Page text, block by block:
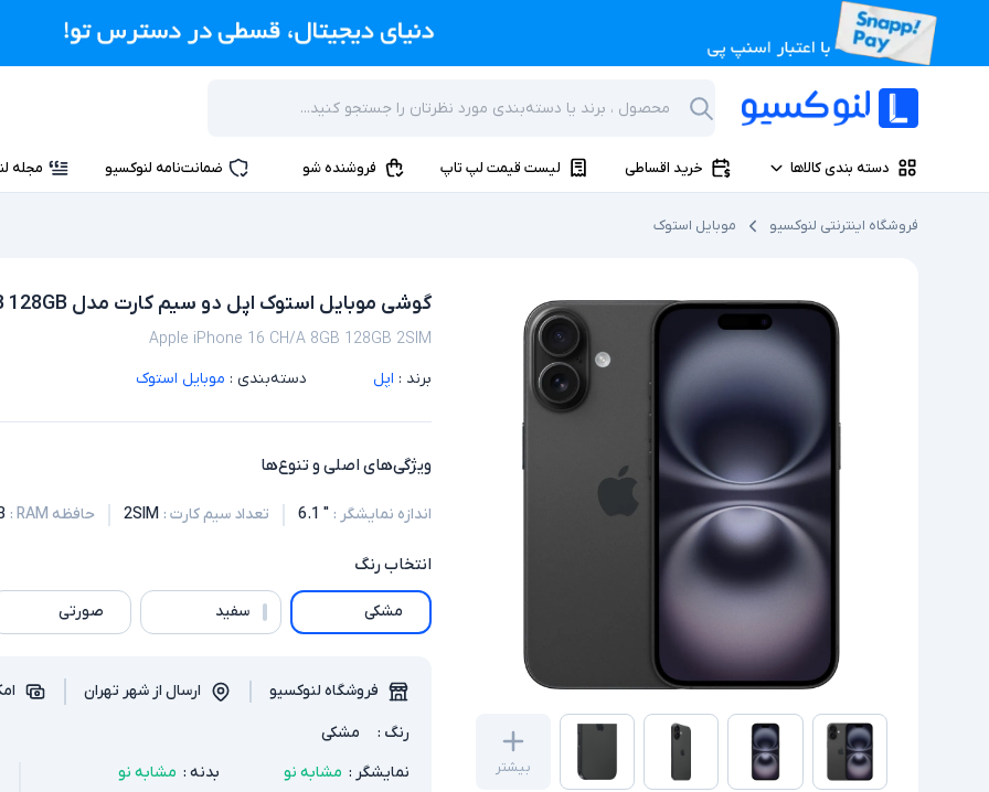
دسته بندی کالاها خرید اقساطی لیست قیمت لپ تاپ فروشنده شو ضمانت‌نامه لنوکسیو مجله
فروشگاه اینترنتی لنوکسیو موبایل استوک
بیشتر
گوشی موبایل استوک اپل دو سیم‌ کارت مدل Apple iPhone 16 CH/A 8GB 128GB
Apple iPhone 16 CH/A 8GB 128GB 2SIM
برند : اپل دسته‌بندی : موبایل استوک
ویژگی‌های اصلی و تنوع‌ها
اندازه نمایشگر :
" 6.1 تعداد سیم کارت :
2SIM حافظه RAM :
انتخابرنگ
مشکی سفید صورتی
فروشگاه لنوکسیو ارسال از شهر تهران
رنگ :
مشکی
نمایشگر : مشابه نو بدنه: مشابه نو